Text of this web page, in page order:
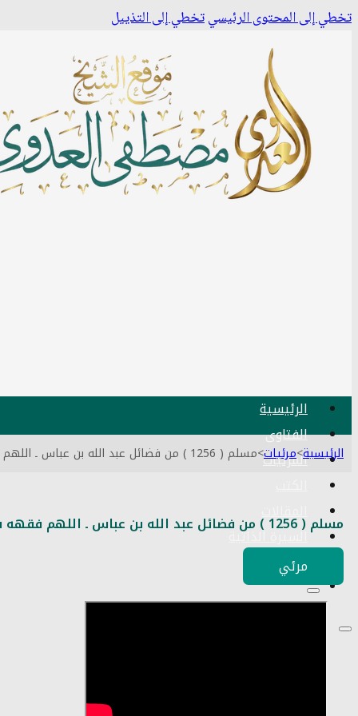
تخطي إلى المحتوى الرئيسيتخطي إلى التذييل
الرئيسية
الفتاوى
المرئيات
السيرة الذاتية
اتصل بنا
الرئيسية>مرئيات>مسلم ( 1256 ) من فضائل عبد الله بن عباس ـ اللهم فقهه في الدين وعلمه التأويل ـ الشيخ مصطفى العدوي
مسلم ( 1256 ) من فضائل عبد الله بن عباس ـ اللهم فقهه في الدين وعلمه التأويل ـ الشيخ مصطفى العدوي
مرئي